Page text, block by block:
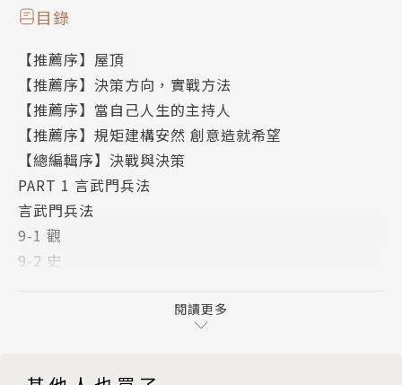
當決策成為了潛意識裡的習慣，
【五大導師聯合推薦】
許勝雄、溫嵐、葉珈寧、劉兵、蔡俊有
【八位作者共同撰述】
許宏、于麗娜、李佳穎、林殷羽、洪守柔、張智九、張
菁芳、曠秀凰
目錄
【推薦序】屋頂
【推薦序】決策方向，實戰方法
【推薦序】當自己人生的主持人
【推薦序】規矩建構安然 創意造就希望
【總編輯序】決戰與決策
PART 1 言武門兵法
言武門兵法
9-1 觀
9-2 史
閱讀更多